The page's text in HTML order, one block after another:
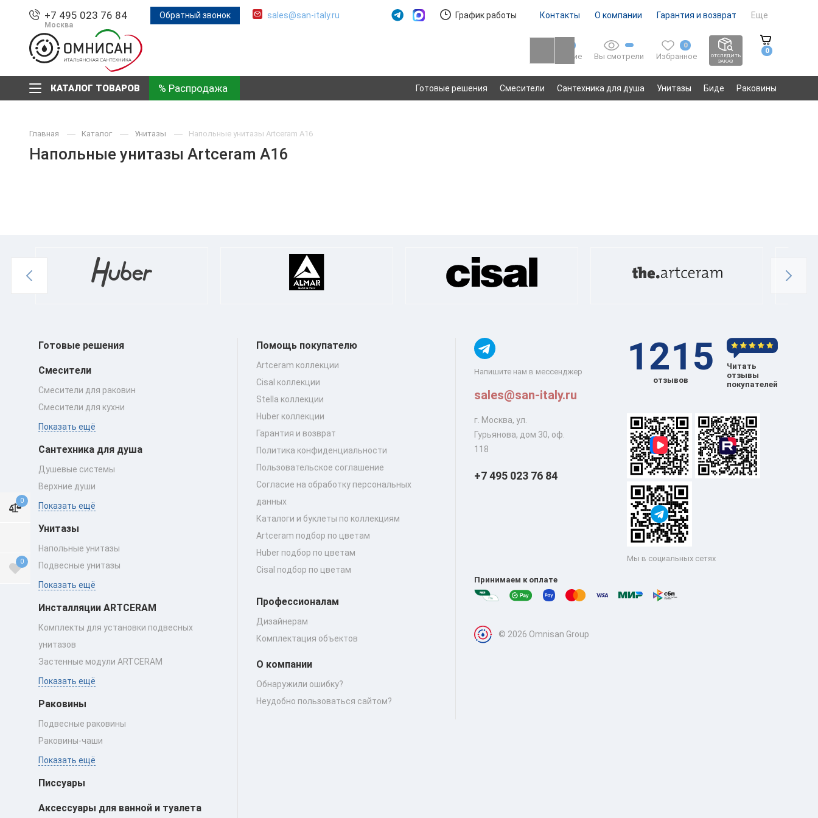
+7 495 023 76 84
Москва
Обратный звонок sales@san-italy.ru График работы Контакты О компании Гарантия и возврат Еще
Сравнение Вы смотрели
0
Избранное
ОТСЛЕДИТЬ
ЗАКАЗ
0
КАТАЛОГ ТОВАРОВ % Распродажа Готовые решения Смесители Сантехника для душа Унитазы Биде Раковины
0
0
Главная Каталог Унитазы Напольные унитазы Artceram A16
Напольные унитазы Artceram A16
Готовые решения
Смесители
Смесители для раковин
Смесители для кухни
Показать ещё
Сантехника для душа
Душевые системы
Верхние души
Показать ещё
Унитазы
Напольные унитазы
Подвесные унитазы
Показать ещё
Инсталляции ARTCERAM
Комплекты для установки подвесных
унитазов
Застенные модули ARTCERAM
Показать ещё
Раковины
Подвесные раковины
Раковины‑чаши
Показать ещё
Писсуары
Аксессуары для ванной и туалета
Помощь покупателю
Artceram коллекции
Cisal коллекции
Stella коллекции
Huber коллекции
Гарантия и возврат
Политика конфиденциальности
Пользовательское соглашение
Согласие на обработку персональных
данных
Каталоги и буклеты по коллекциям
Artceram подбор по цветам
Huber подбор по цветам
Cisal подбор по цветам
Профессионалам
Дизайнерам
Комплектация объектов
О компании
Обнаружили ошибку?
Неудобно пользоваться сайтом?
Напишите нам в мессенджер
sales@san-italy.ru
г. Москва, ул.
Гурьянова, дом 30, оф.
118
+7 495 023 76 84
1215
отзывов
Читать
отзывы
покупателей
Мы в социальных сетях
Принимаем к оплате
© 2026 Omnisan Group